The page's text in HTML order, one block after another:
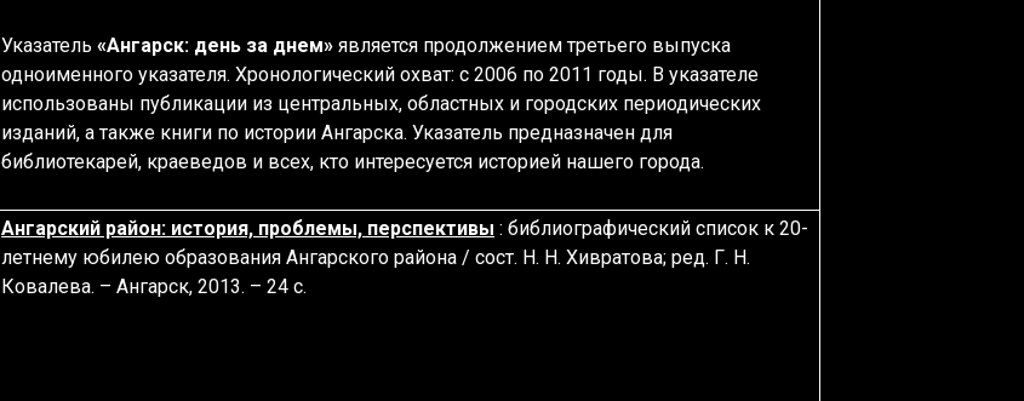
Указатель«Ангарск: день за днем» является продолжением третьего выпуска
одноименного указателя. Хронологический охват: с 2006 по 2011 годы. В указателе
использованы публикации из центральных, областных и городских периодических
изданий, а также книги по истории Ангарска. Указатель предназначен для
библиотекарей, краеведов и всех, кто интересуется историей нашего города.
Ангарский район: история, проблемы, перспективы : библиографический список к 20-
летнему юбилею образования Ангарского района / сост. Н. Н. Хивратова; ред. Г. Н.
Ковалева. – Ангарск, 2013. – 24 с.